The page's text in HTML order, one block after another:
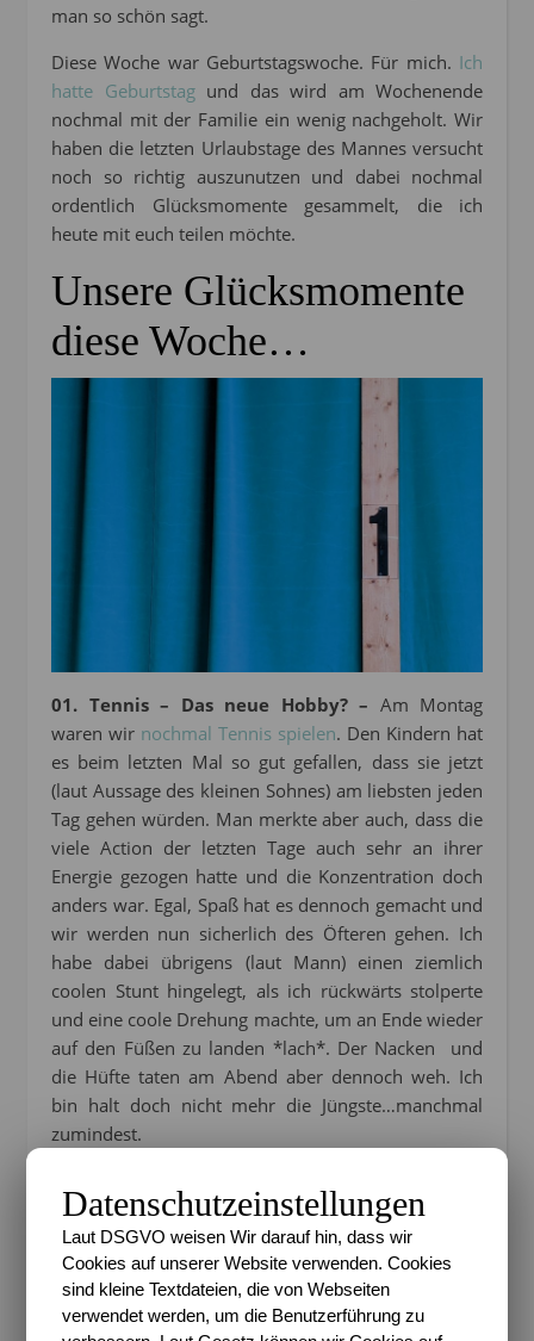
man so schön sagt.
Diese Woche war Geburtstagswoche. Für mich. Ich
hatte Geburtstagund das wird am Wochenende
nochmal mit der Familie ein wenig nachgeholt. Wir
haben die letzten Urlaubstage des Mannes versucht
noch so richtig auszunutzen und dabei nochmal
ordentlich Glücksmomente gesammelt, die ich
heute mit euch teilen möchte.
Unsere Glücksmomente
diese Woche…
01. Tennis – Das neue Hobby? – Am Montag
waren wir nochmal Tennis spielen. Den Kindern hat
es beim letzten Mal so gut gefallen, dass sie jetzt
(laut Aussage des kleinen Sohnes) am liebsten jeden
Tag gehen würden. Man merkte aber auch, dass die
viele Action der letzten Tage auch sehr an ihrer
Energie gezogen hatte und die Konzentration doch
anders war. Egal, Spaß hat es dennoch gemacht und
wir werden nun sicherlich des Öfteren gehen. Ich
habe dabei übrigens (laut Mann) einen ziemlich
coolen Stunt hingelegt, als ich rückwärts stolperte
und eine coole Drehung machte, um an Ende wieder
auf den Füßen zu landen *lach*. Der Nacken und
die Hüfte taten am Abend aber dennoch weh. Ich
bin halt doch nicht mehr die Jüngste…manchmal
zumindest.
Datenschutzeinstellungen
Laut DSGVO weisen Wir darauf hin, dass wir
Cookies auf unserer Website verwenden. Cookies
sind kleine Textdateien, die von Webseiten
verwendet werden, um die Benutzerführung zu